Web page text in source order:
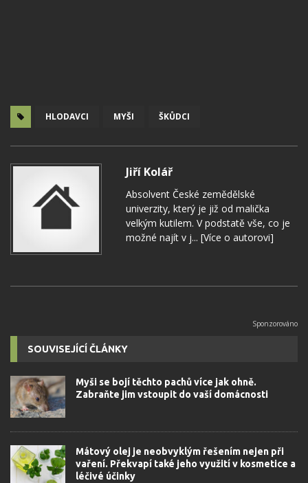
HLODAVCI MYŠI ŠKŮDCI
Jiří Kolář
Absolvent České zemědělské
univerzity, který je již od malička
velkým kutilem. V podstatě vše, co je
možné najít v j... [Více o autorovi]
SOUVISEJÍCÍ ČLÁNKY
Myši se bojí těchto pachů více jak ohně.
Zabraňte jim vstoupit do vaší domácnosti
Mátový olej je neobvyklým řešením nejen při
vaření. Překvapí také jeho využití v kosmetice a
léčivé účinky